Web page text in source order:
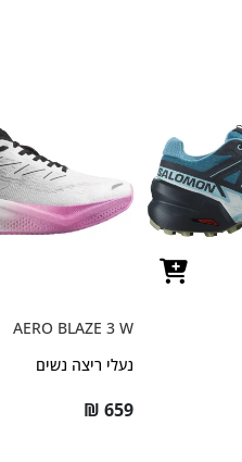
AERO BLAZE 3 W
נעלי ריצה נשים
₪ 659